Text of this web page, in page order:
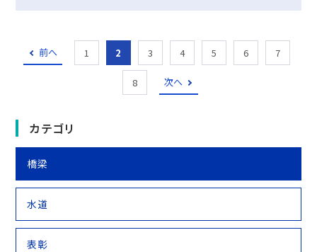
前へ 1 2 3 4 5 6 7
8 次へ
カテゴリ
橋梁
水道
表彰